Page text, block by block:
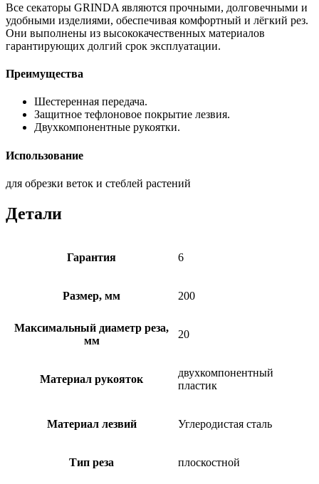
Все секаторы GRINDA являются прочными, долговечными и
удобными изделиями, обеспечивая комфортный и лёгкий рез.
Они выполнены из высококачественных материалов
гарантирующих долгий срок эксплуатации.
Преимущества
Шестеренная передача.
Защитное тефлоновое покрытие лезвия.
Двухкомпонентные рукоятки.
Использование
для обрезки веток и стеблей растений
Детали
Гарантия 6
Размер, мм 200
Максимальный диаметр реза,
мм
20
Материал рукояток
двухкомпонентный
пластик
Материал лезвий Углеродистая сталь
Тип реза плоскостной